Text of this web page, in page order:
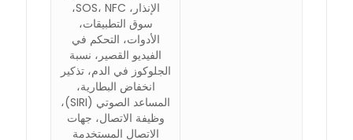
الإنذار، SOS، NFC،
سوق التطبيقات،
الأدوات، التحكم في
الفيديو القصير، نسبة
الجلوكوز في الدم، تذكير
انخفاض البطارية،
المساعد الصوتي (SIRI)،
وظيفة الاتصال، جهات
الاتصال المستخدمة